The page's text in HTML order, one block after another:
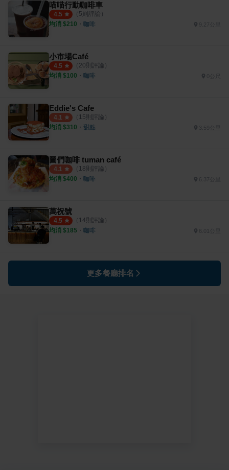
喵喵行動咖啡車
4.5 （ 5則評論）
均消 $210 ・ 咖啡
小市場Café
4.5 （ 20則評論）
均消 $100 ・ 咖啡
Eddie's Cafe
4.1 （ 15則評論）
均消 $310 ・ 甜點 3.59公里
圖們咖啡 tuman café
4.1 （ 18則評論）
均消 $400 ・ 咖啡
萬祝號
4.5 （ 14則評論）
均消 $185 ・ 咖啡
更多餐廳排名